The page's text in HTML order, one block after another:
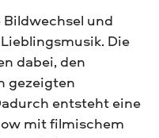
und
Die
dabei, den
gezeigten
entsteht eine
mit filmischem